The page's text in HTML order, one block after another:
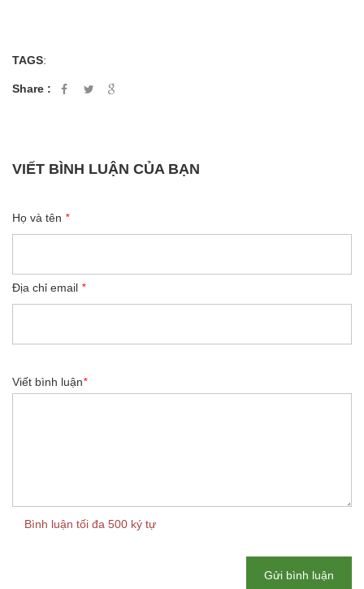
TAGS:
Share :
VIẾT BÌNH LUẬN CỦA BẠN
Họ và tên *
Địa chỉ email *
Viết bình luận*
Bình luận tối đa 500 ký tự
Gửi bình luận